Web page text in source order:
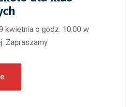
kwietnia o godz. 10.00 w
Zapraszamy